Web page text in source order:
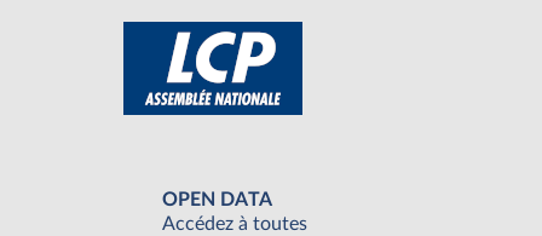
OPEN DATA
Accédez à toutes